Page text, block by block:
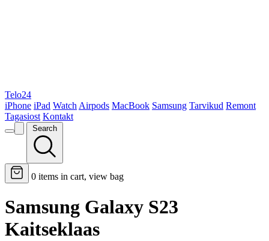
Telo24
iPhone iPad Watch Airpods MacBook Samsung Tarvikud Remont
Tagasiost Kontakt
Search
0 items in cart, view bag
Samsung Galaxy S23
Kaitseklaas